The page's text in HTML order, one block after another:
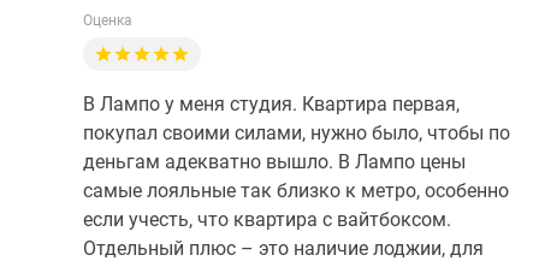
Оценка
В Лампо у меня студия. Квартира первая,
покупал своими силами, нужно было, чтобы по
деньгам адекватно вышло. В Лампо цены
самые лояльные так близко к метро, особенно
если учесть, что квартира с вайтбоксом.
Отдельный плюс – это наличие лоджии, для